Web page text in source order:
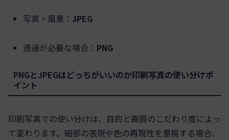
写真・風景：JPEG
透過が必要な場合： PNG
PNGとJPEGはどっちがいいのか印刷写真の使い分けポ
イント
印刷写真での使い分けは、目的と画質のこだわり度によっ
て変わります。細部の表現や色の再現性を重視する場合、